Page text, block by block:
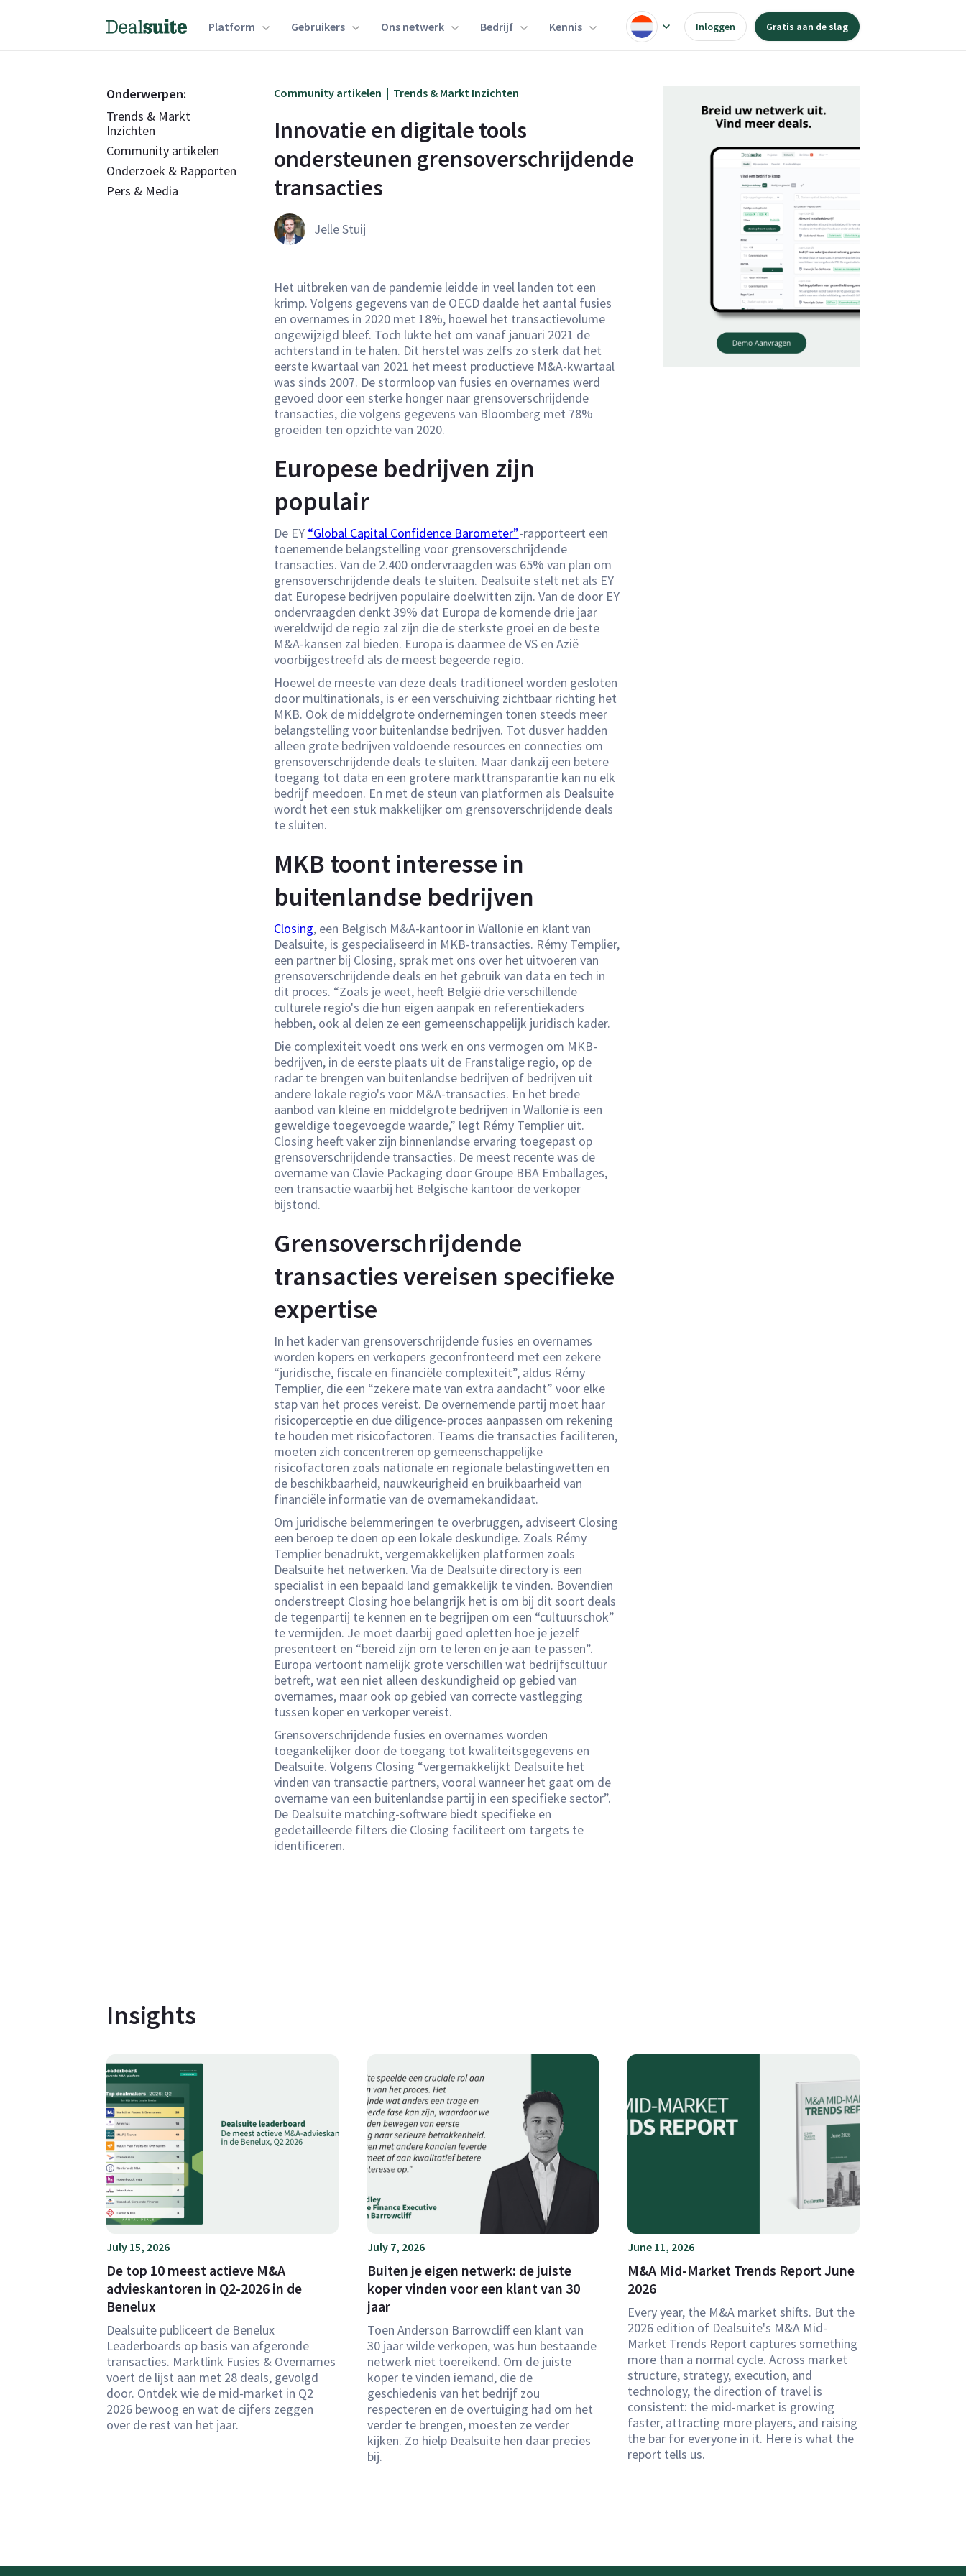
Platform Gebruikers Ons netwerk Bedrijf Kennis Inloggen Gratis aan de slag
Onderwerpen:
Trends & Markt
Inzichten
Community artikelen
Onderzoek & Rapporten
Pers & Media
Community artikelen | Trends & Markt Inzichten
Innovatie en digitale tools
ondersteunen grensoverschrijdende
transacties
Jelle Stuij
Het uitbreken van de pandemie leidde in veel landen tot een
krimp. Volgens gegevens van de OECD daalde het aantal fusies
en overnames in 2020 met 18%, hoewel het transactievolume
ongewijzigd bleef. Toch lukte het om vanaf januari 2021 de
achterstand in te halen. Dit herstel was zelfs zo sterk dat het
eerste kwartaal van 2021 het meest productieve M&A-kwartaal
was sinds 2007. De stormloop van fusies en overnames werd
gevoed door een sterke honger naar grensoverschrijdende
transacties, die volgens gegevens van Bloomberg met 78%
groeiden ten opzichte van 2020.
Europese bedrijven zijn
populair
De EY “Global Capital Confidence Barometer”-rapporteert een
toenemende belangstelling voor grensoverschrijdende
transacties. Van de 2.400 ondervraagden was 65% van plan om
grensoverschrijdende deals te sluiten. Dealsuite stelt net als EY
dat Europese bedrijven populaire doelwitten zijn. Van de door EY
ondervraagden denkt 39% dat Europa de komende drie jaar
wereldwijd de regio zal zijn die de sterkste groei en de beste
M&A-kansen zal bieden. Europa is daarmee de VS en Azië
voorbijgestreefd als de meest begeerde regio.
Hoewel de meeste van deze deals traditioneel worden gesloten
door multinationals, is er een verschuiving zichtbaar richting het
MKB. Ook de middelgrote ondernemingen tonen steeds meer
belangstelling voor buitenlandse bedrijven. Tot dusver hadden
alleen grote bedrijven voldoende resources en connecties om
grensoverschrijdende deals te sluiten. Maar dankzij een betere
toegang tot data en een grotere markttransparantie kan nu elk
bedrijf meedoen. En met de steun van platformen als Dealsuite
wordt het een stuk makkelijker om grensoverschrijdende deals
te sluiten.
MKB toont interesse in
buitenlandse bedrijven
Closing, een Belgisch M&A-kantoor in Wallonië en klant van
Dealsuite, is gespecialiseerd in MKB-transacties. Rémy Templier,
een partner bij Closing, sprak met ons over het uitvoeren van
grensoverschrijdende deals en het gebruik van data en tech in
dit proces. “Zoals je weet, heeft België drie verschillende
culturele regio's die hun eigen aanpak en referentiekaders
hebben, ook al delen ze een gemeenschappelijk juridisch kader.
Die complexiteit voedt ons werk en ons vermogen om MKB-
bedrijven, in de eerste plaats uit de Franstalige regio, op de
radar te brengen van buitenlandse bedrijven of bedrijven uit
andere lokale regio's voor M&A-transacties. En het brede
aanbod van kleine en middelgrote bedrijven in Wallonië is een
geweldige toegevoegde waarde,” legt Rémy Templier uit.
Closing heeft vaker zijn binnenlandse ervaring toegepast op
grensoverschrijdende transacties. De meest recente was de
overname van Clavie Packaging door Groupe BBA Emballages,
een transactie waarbij het Belgische kantoor de verkoper
bijstond.
Grensoverschrijdende
transacties vereisen specifieke
expertise
In het kader van grensoverschrijdende fusies en overnames
worden kopers en verkopers geconfronteerd met een zekere
“juridische, fiscale en financiële complexiteit”, aldus Rémy
Templier, die een “zekere mate van extra aandacht” voor elke
stap van het proces vereist. De overnemende partij moet haar
risicoperceptie en due diligence-proces aanpassen om rekening
te houden met risicofactoren. Teams die transacties faciliteren,
moeten zich concentreren op gemeenschappelijke
risicofactoren zoals nationale en regionale belastingwetten en
de beschikbaarheid, nauwkeurigheid en bruikbaarheid van
financiële informatie van de overnamekandidaat.
Om juridische belemmeringen te overbruggen, adviseert Closing
een beroep te doen op een lokale deskundige. Zoals Rémy
Templier benadrukt, vergemakkelijken platformen zoals
Dealsuite het netwerken. Via de Dealsuite directory is een
specialist in een bepaald land gemakkelijk te vinden. Bovendien
onderstreept Closing hoe belangrijk het is om bij dit soort deals
de tegenpartij te kennen en te begrijpen om een “cultuurschok”
te vermijden. Je moet daarbij goed opletten hoe je jezelf
presenteert en “bereid zijn om te leren en je aan te passen”.
Europa vertoont namelijk grote verschillen wat bedrijfscultuur
betreft, wat een niet alleen deskundigheid op gebied van
overnames, maar ook op gebied van correcte vastlegging
tussen koper en verkoper vereist.
Grensoverschrijdende fusies en overnames worden
toegankelijker door de toegang tot kwaliteitsgegevens en
Dealsuite. Volgens Closing “vergemakkelijkt Dealsuite het
vinden van transactie partners, vooral wanneer het gaat om de
overname van een buitenlandse partij in een specifieke sector”.
De Dealsuite matching-software biedt specifieke en
gedetailleerde filters die Closing faciliteert om targets te
identificeren.
Insights
July 15, 2026
De top 10 meest actieve M&A
advieskantoren in Q2-2026 in de
Benelux
Dealsuite publiceert de Benelux
Leaderboards op basis van afgeronde
transacties. Marktlink Fusies & Overnames
voert de lijst aan met 28 deals, gevolgd
door. Ontdek wie de mid-market in Q2
2026 bewoog en wat de cijfers zeggen
over de rest van het jaar.
July 7, 2026
Buiten je eigen netwerk: de juiste
koper vinden voor een klant van 30
jaar
Toen Anderson Barrowcliff een klant van
30 jaar wilde verkopen, was hun bestaande
netwerk niet toereikend. Om de juiste
koper te vinden iemand, die de
geschiedenis van het bedrijf zou
respecteren en de overtuiging had om het
verder te brengen, moesten ze verder
kijken. Zo hielp Dealsuite hen daar precies
bij.
June 11, 2026
M&A Mid-Market Trends Report June
2026
Every year, the M&A market shifts. But the
2026 edition of Dealsuite's M&A Mid-
Market Trends Report captures something
more than a normal cycle. Across market
structure, strategy, execution, and
technology, the direction of travel is
consistent: the mid-market is growing
faster, attracting more players, and raising
the bar for everyone in it. Here is what the
report tells us.